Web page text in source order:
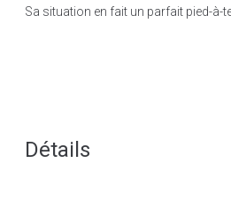
Sa situation en fait un parfait pied-à-
Détails